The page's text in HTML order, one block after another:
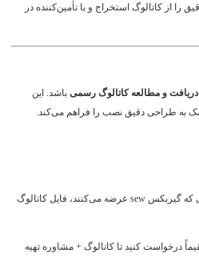
از کاتالوگ استخراج و با تأمین‌کننده در
دریافت و مطالعه کاتالوگ رسمیباشد. این
به طراحی دقیق نصب را فراهم می‌کند.
از وب‌سایت فروشندگان یا تأمین‌کنندگان محلی مثل آن‌هایی که گیربکس sew عرضه می‌کنند، فایل کاتالوگ
درخواست کنید تا کاتالوگ + مشاوره تهیه